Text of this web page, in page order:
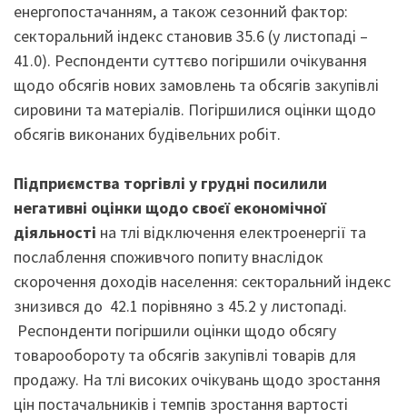
енергопостачанням, а також сезонний фактор:
секторальний індекс становив 35.6 (у листопаді –
41.0). Респонденти суттєво погіршили очікування
щодо обсягів нових замовлень та обсягів закупівлі
сировини та матеріалів. Погіршилися оцінки щодо
обсягів виконаних будівельних робіт.
Підприємства торгівлі у грудні посилили
негативні оцінки щодо своєї економічної
діяльності на тлі відключення електроенергії та
послаблення споживчого попиту внаслідок
скорочення доходів населення: секторальний індекс
знизився до 42.1 порівняно з 45.2 у листопаді.
Респонденти погіршили оцінки щодо обсягу
товарообороту та обсягів закупівлі товарів для
продажу. На тлі високих очікувань щодо зростання
цін постачальників і темпів зростання вартості